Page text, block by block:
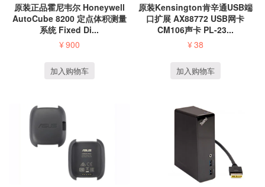
原装正品霍尼韦尔 Honeywell
AutoCube 8200 定点体积测量
系统 Fixed Di...
¥900
加入购物车
原装Kensington肯辛通USB端
口扩展 AX88772 USB网卡
CM106声卡 PL-23...
¥38
加入购物车